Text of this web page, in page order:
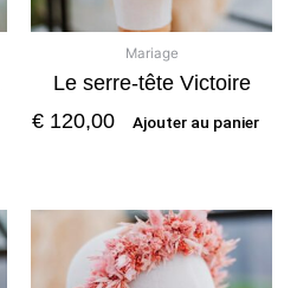
Mariage
Le serre-tête Victoire
€ 120,00 Ajouter au panier